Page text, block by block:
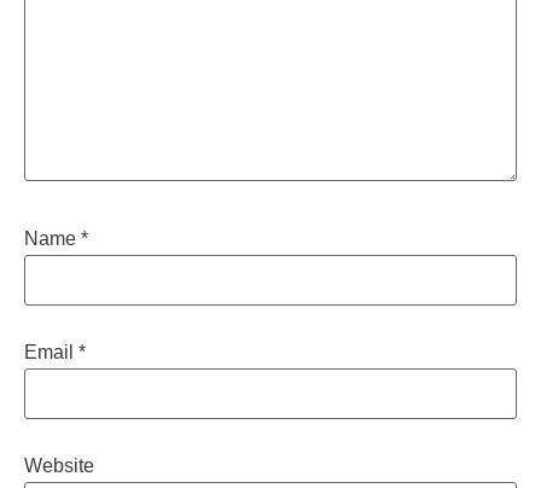
Name *
Email *
Website